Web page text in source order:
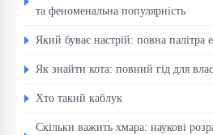
та феноменальна популярність
Який буває настрій: повна палітра
Як знайти кота: повний гід для
Хто такий каблук
Скільки важить хмара: наукові